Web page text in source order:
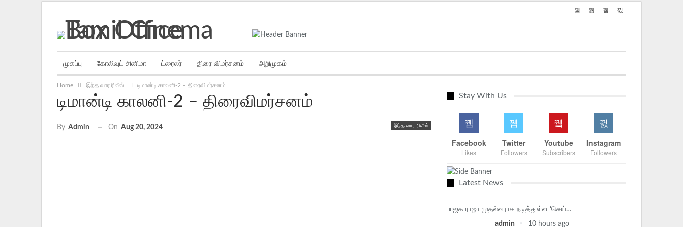
முகப்பு கோலிவுட் சினிமா ட்ரைலர் திரை விமர்சனம் அறிமுகம்
Home இந்த வார ரிலீஸ் டிமான்டி காலனி-2 – திரைவிமர்சனம்
டிமான்டி காலனி-2 – திரைவிமர்சனம்
இந்த வார ரிலீஸ்
By Admin On Aug 20, 2024
Stay With Us
Facebook
Likes
Twitter
Followers
Youtube
Subscribers
Instagram
Followers
Latest News
பாஜக ராஜா முதல்வராக நடித்துள்ள ‘செய்…
admin 10 hours ago